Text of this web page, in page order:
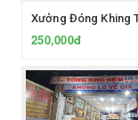
250,000đ